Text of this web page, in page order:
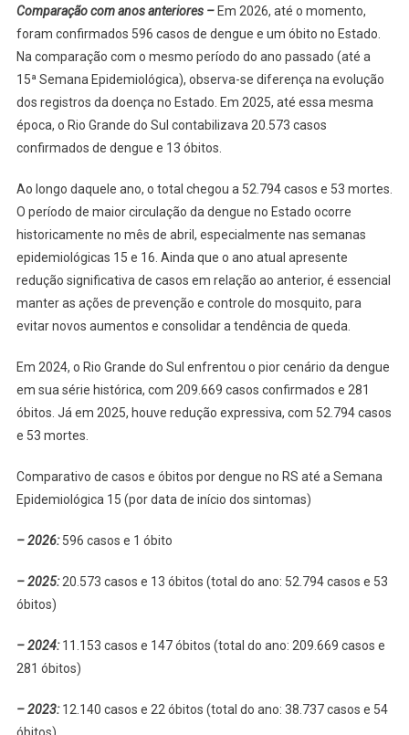
Comparação com anos anteriores – Em 2026, até o momento,
foram confirmados 596 casos de dengue e um óbito no Estado.
Na comparação com o mesmo período do ano passado (até a
15ª Semana Epidemiológica), observa-se diferença na evolução
dos registros da doença no Estado. Em 2025, até essa mesma
época, o Rio Grande do Sul contabilizava 20.573 casos
confirmados de dengue e 13 óbitos.
Ao longo daquele ano, o total chegou a 52.794 casos e 53 mortes.
O período de maior circulação da dengue no Estado ocorre
historicamente no mês de abril, especialmente nas semanas
epidemiológicas 15 e 16. Ainda que o ano atual apresente
redução significativa de casos em relação ao anterior, é essencial
manter as ações de prevenção e controle do mosquito, para
evitar novos aumentos e consolidar a tendência de queda.
Em 2024, o Rio Grande do Sul enfrentou o pior cenário da dengue
em sua série histórica, com 209.669 casos confirmados e 281
óbitos. Já em 2025, houve redução expressiva, com 52.794 casos
e 53 mortes.
Comparativo de casos e óbitos por dengue no RS até a Semana
Epidemiológica 15 (por data de início dos sintomas)
– 2026:596 casos e 1 óbito
– 2025:20.573 casos e 13 óbitos (total do ano: 52.794 casos e 53
óbitos)
– 2024:11.153 casos e 147 óbitos (total do ano: 209.669 casos e
281 óbitos)
– 2023:12.140 casos e 22 óbitos (total do ano: 38.737 casos e 54